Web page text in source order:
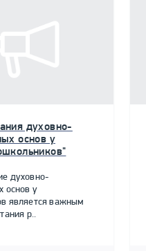
духовно-
основ у
духовно-
основ у
является важным
р..